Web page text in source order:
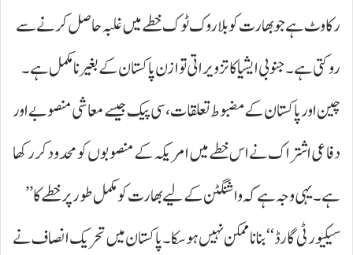
رکاوٹ ہے جو بھارت کو بلا روک ٹوک خطے میں غلبہ حاصل کرنے سے
روکتی ہے۔ جنوبی ایشیا کا تزویراتی توازن پاکستان کے بغیر نامکمل ہے۔
چین اور پاکستان کے مضبوط تعلقات، سی پیک جیسے معاشی منصوبے اور
دفاعی اشتراک نے اس خطے میں امریکہ کے منصوبوں کو محدود کر رکھا
ہے۔ یہی وجہ ہے کہ واشنگٹن کے لیے بھارت کو مکمل طور پر خطے کا’’
سیکیورٹی گارڈ‘‘ بنانا ممکن نہیں ہو سکا۔ پاکستان میں تحریک انصاف نے